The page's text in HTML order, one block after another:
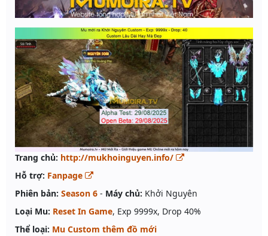
Trang chủ: http://mukhoinguyen.info/
Hỗ trợ: Fanpage
Phiên bản: Season 6 - Máy chủ: Khởi Nguyên
Loại Mu: Reset In Game, Exp 9999x, Drop 40%
Thể loại: Mu Custom thêm đồ mới